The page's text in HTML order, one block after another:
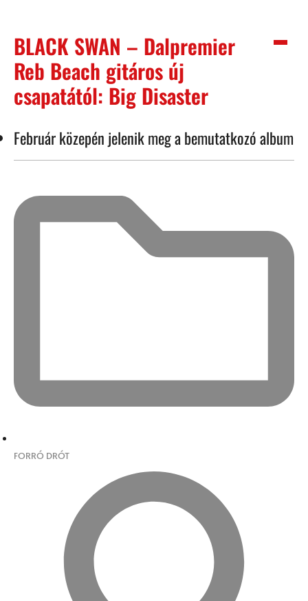
BLACK SWAN – Dalpremier
Reb Beach gitáros új
csapatától: Big Disaster
Február közepén jelenik meg a bemutatkozó album
FORRÓ DRÓT